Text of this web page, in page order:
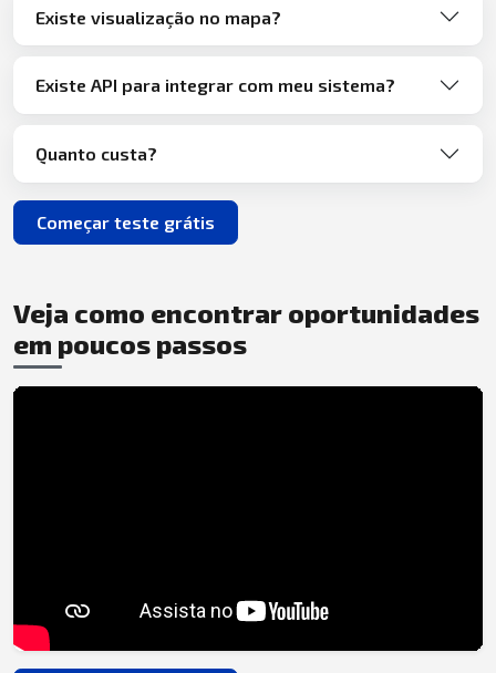
Existe visualização no mapa?
Existe API para integrar com meu sistema?
Quanto custa?
Começar teste grátis
Veja como encontrar oportunidades
em poucos passos